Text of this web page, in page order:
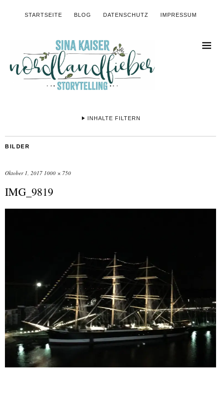
STARTSEITE BLOG DATENSCHUTZ IMPRESSUM
INHALTE FILTERN
BILDER
Oktober 1, 2017 1000 × 750
IMG_9819